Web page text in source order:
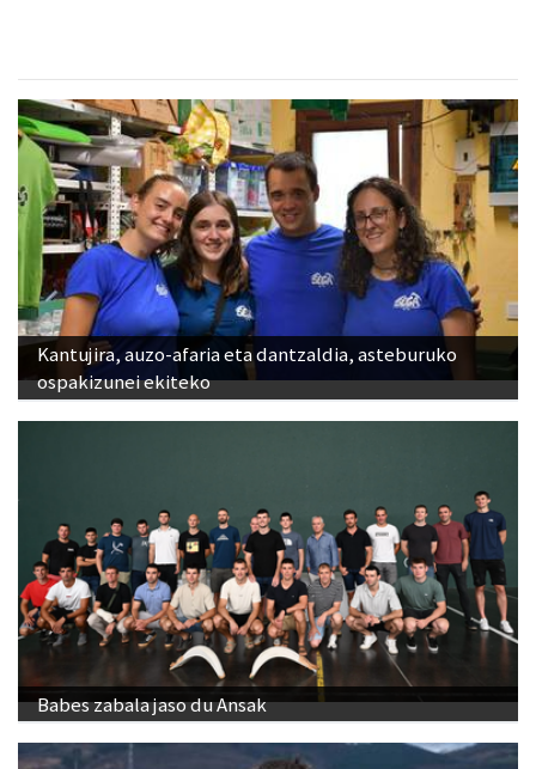
Kantujira, auzo-afaria eta dantzaldia, asteburuko
ospakizunei ekiteko
Babes zabala jaso du Ansak